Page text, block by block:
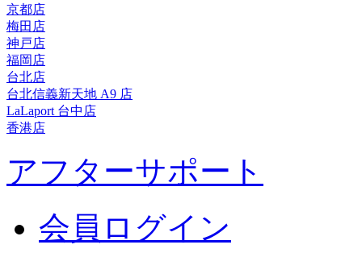
京都店
梅田店
神戸店
福岡店
台北店
台北信義新天地 A9 店
LaLaport 台中店
香港店
アフターサポート
会員ログイン